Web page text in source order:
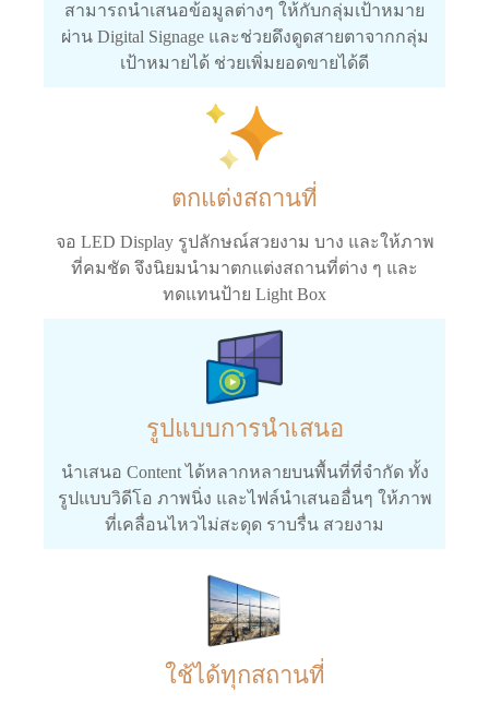
สามารถนำเสนอข้อมูลต่างๆ ให้กับกลุ่มเป้าหมาย
ผ่าน Digital Signage และช่วยดึงดูดสายตาจากกลุ่ม
เป้าหมายได้ ช่วยเพิ่มยอดขายได้ดี
ตกแต่งสถานที่
จอ LED Display รูปลักษณ์สวยงาม บาง และให้ภาพ
ที่คมชัด จึงนิยมนำมาตกแต่งสถานที่ต่าง ๆ และ
ทดแทนป้าย Light Box
รูปแบบการนำเสนอ
นำเสนอ Content ได้หลากหลายบนพื้นที่ที่จำกัด ทั้ง
รูปแบบวิดีโอ ภาพนิ่ง และไฟล์นำเสนออื่นๆ ให้ภาพ
ที่เคลื่อนไหวไม่สะดุด ราบรื่น สวยงาม
ใช้ได้ทุกสถานที่